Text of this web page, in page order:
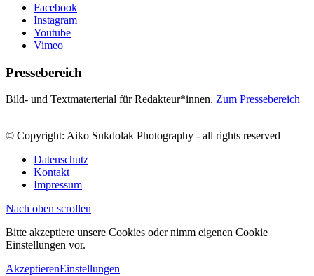
Facebook
Instagram
Youtube
Vimeo
Pressebereich
Bild- und Textmaterterial für Redakteur*innen. Zum Pressebereich
© Copyright: Aiko Sukdolak Photography - all rights reserved
Datenschutz
Kontakt
Impressum
Nach oben scrollen
Bitte akzeptiere unsere Cookies oder nimm eigenen Cookie
Einstellungen vor.
AkzeptierenEinstellungen